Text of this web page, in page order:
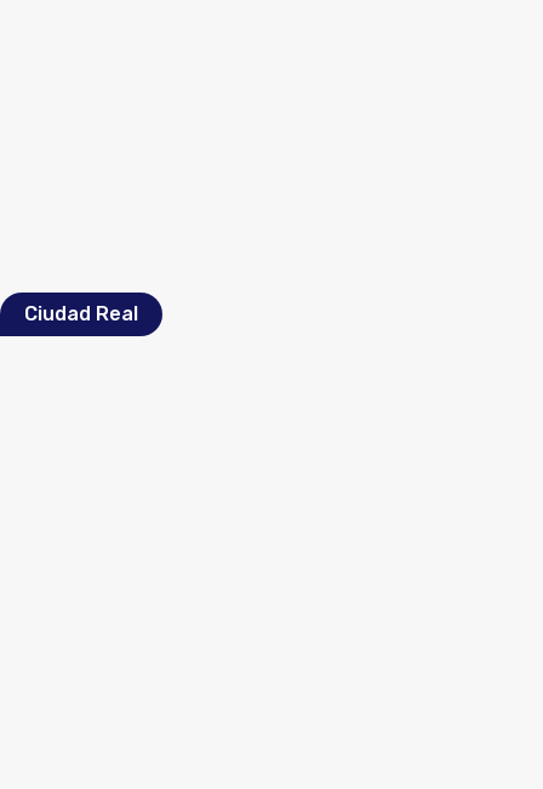
Ciudad Real